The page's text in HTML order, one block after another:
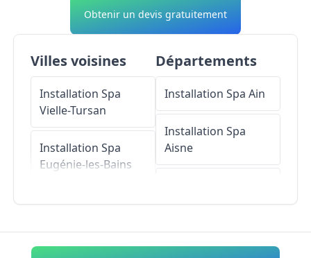
Obtenir un devis gratuitement
Villes voisines
Installation Spa
Vielle-Tursan
Installation Spa
Eugénie-les-Bains
Installation Spa
Départements
Installation Spa Ain
Installation Spa
Aisne
Allier